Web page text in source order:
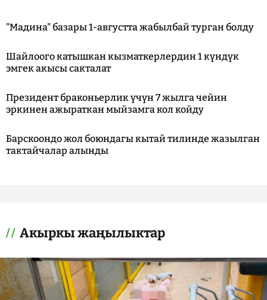
"Мадина" базары 1-августта жабылбай турган болду
Шайлоого катышкан кызматкерлердин 1 күндүк
эмгек акысы сакталат
Президент браконьерлик үчүн 7 жылга чейин
эркинен ажыраткан мыйзамга кол койду
Барскоондо жол боюндагы кытай тилинде жазылган
тактайчалар алынды
Акыркы жаңылыктар